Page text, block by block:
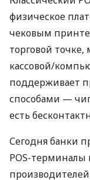
физическое
чековым
торговой точке,
кассовой/
поддерживает
способами —
есть
Сегодня банки
POS-